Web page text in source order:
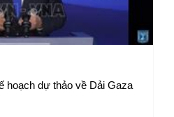
hoạch dự thảo về Dải Gaza